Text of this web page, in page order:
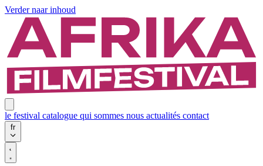
Verder naar inhoud
le festival catalogue qui sommes nous actualités contact
fr